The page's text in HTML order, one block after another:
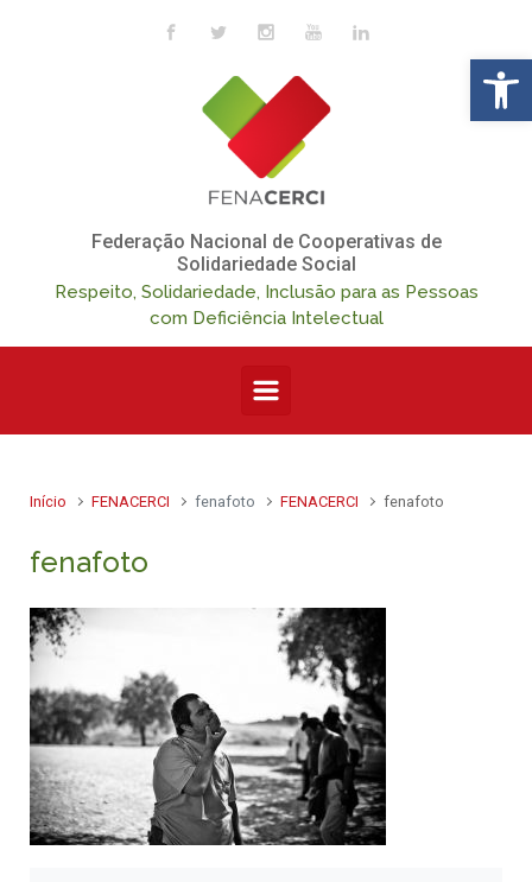
Skip to main content
Federação Nacional de Cooperativas de
Solidariedade Social
Respeito, Solidariedade, Inclusão para as Pessoas
com Deficiência Intelectual
Início FENACERCI fenafoto FENACERCI fenafoto
fenafoto